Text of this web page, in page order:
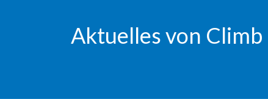
Aktuelles von Climb